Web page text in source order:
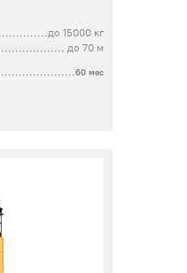
до 15000 кг
до 70 м
60 мес